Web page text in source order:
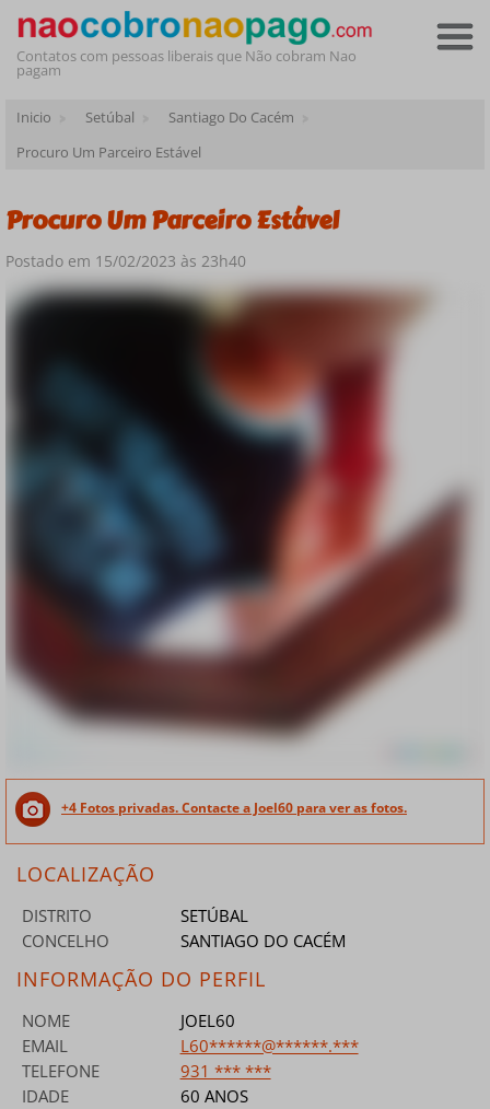
Contatos com pessoas liberais que Não cobram Nao
pagam
Inicio Setúbal
Santiago Do Cacém
Procuro Um Parceiro Estável
Procuro Um Parceiro Estável
Postado em 15/02/2023 às 23h40
+4 Fotos privadas. Contacte a Joel60 para ver as fotos.
LOCALIZAÇÃO
DISTRITO
SETÚBAL
CONCELHO
SANTIAGO DO CACÉM
INFORMAÇÃO DO PERFIL
NOME
JOEL60
EMAIL
L60******@******.***
TELEFONE
931 *** ***
IDADE
60 ANOS